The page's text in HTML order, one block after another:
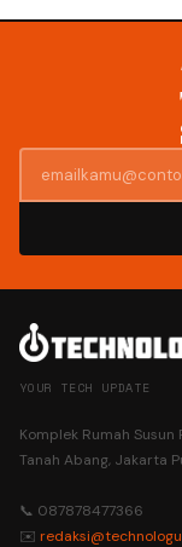
YOUR TECH UPDATE
Komplek Rumah Susun
Tanah Abang, Jakarta
📞 087878477366
✉️